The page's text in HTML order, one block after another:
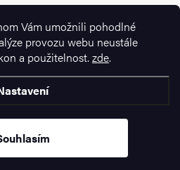
Vám umožnili pohodlné
provozu webu neustále
a použitelnost. zde.
nás
cookies